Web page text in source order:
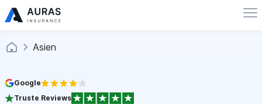
Asien
Google
Truste Reviews